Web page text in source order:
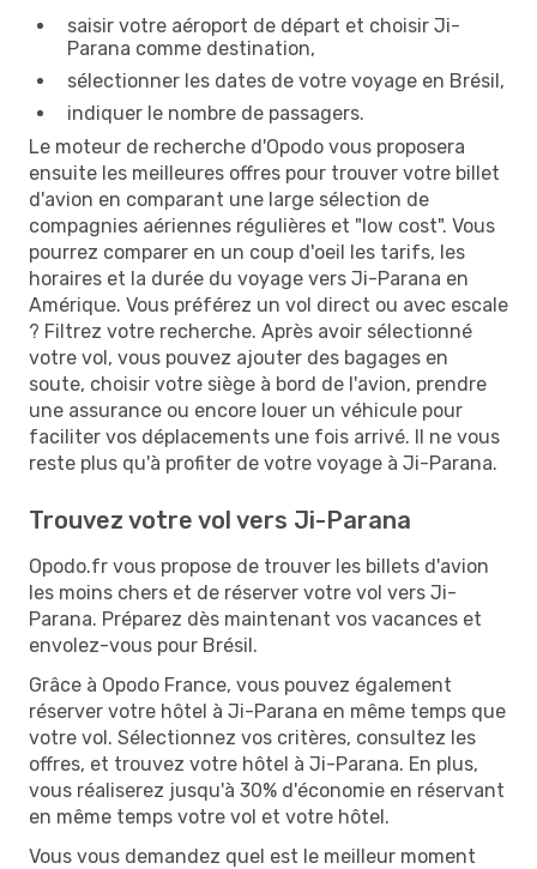
saisir votre aéroport de départ et choisir Ji-
Parana comme destination,
sélectionner les dates de votre voyage en Brésil,
indiquer le nombre de passagers.
Le moteur de recherche d'Opodo vous proposera
ensuite les meilleures offres pour trouver votre billet
d'avion en comparant une large sélection de
compagnies aériennes régulières et "low cost". Vous
pourrez comparer en un coup d'oeil les tarifs, les
horaires et la durée du voyage vers Ji-Parana en
Amérique. Vous préférez un vol direct ou avec escale
? Filtrez votre recherche. Après avoir sélectionné
votre vol, vous pouvez ajouter des bagages en
soute, choisir votre siège à bord de l'avion, prendre
une assurance ou encore louer un véhicule pour
faciliter vos déplacements une fois arrivé. Il ne vous
reste plus qu'à profiter de votre voyage à Ji-Parana.
Trouvez votre vol vers Ji-Parana
Opodo.fr vous propose de trouver les billets d'avion
les moins chers et de réserver votre vol vers Ji-
Parana. Préparez dès maintenant vos vacances et
envolez-vous pour Brésil.
Grâce à Opodo France, vous pouvez également
réserver votre hôtel à Ji-Parana en même temps que
votre vol. Sélectionnez vos critères, consultez les
offres, et trouvez votre hôtel à Ji-Parana. En plus,
vous réaliserez jusqu'à 30% d'économie en réservant
en même temps votre vol et votre hôtel.
Vous vous demandez quel est le meilleur moment